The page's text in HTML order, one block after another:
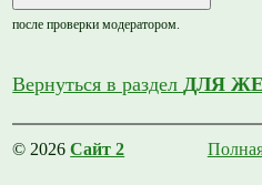
после проверки модератором.
Вернуться в разделДЛЯ
© 2026Сайт 2